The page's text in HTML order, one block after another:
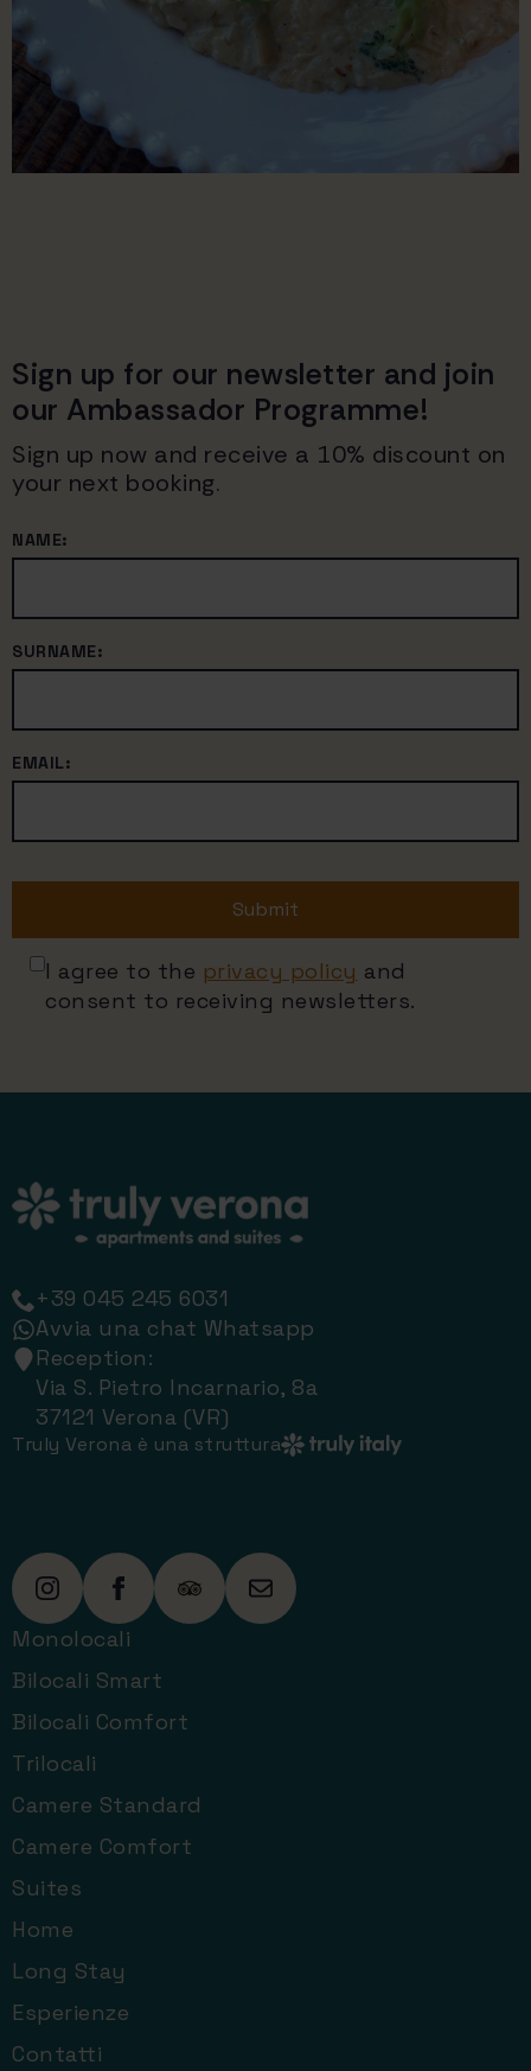
Sign up for our newsletter and join
our Ambassador Programme!
Sign up now and receive a 10% discount on
your next booking.
NAME:
SURNAME:
EMAIL:
Submit
I agree to the privacy policy and
consent to receiving newsletters.
+39 045 245 6031
Avvia una chat Whatsapp
Reception:
Via S. Pietro Incarnario, 8a
37121 Verona (VR)
Truly Verona è una struttura
Home
Long Stay
Esperienze
Contatti
Camere Standard
Camere Comfort
Suites
Monolocali
Bilocali Smart
Bilocali Comfort
Trilocali